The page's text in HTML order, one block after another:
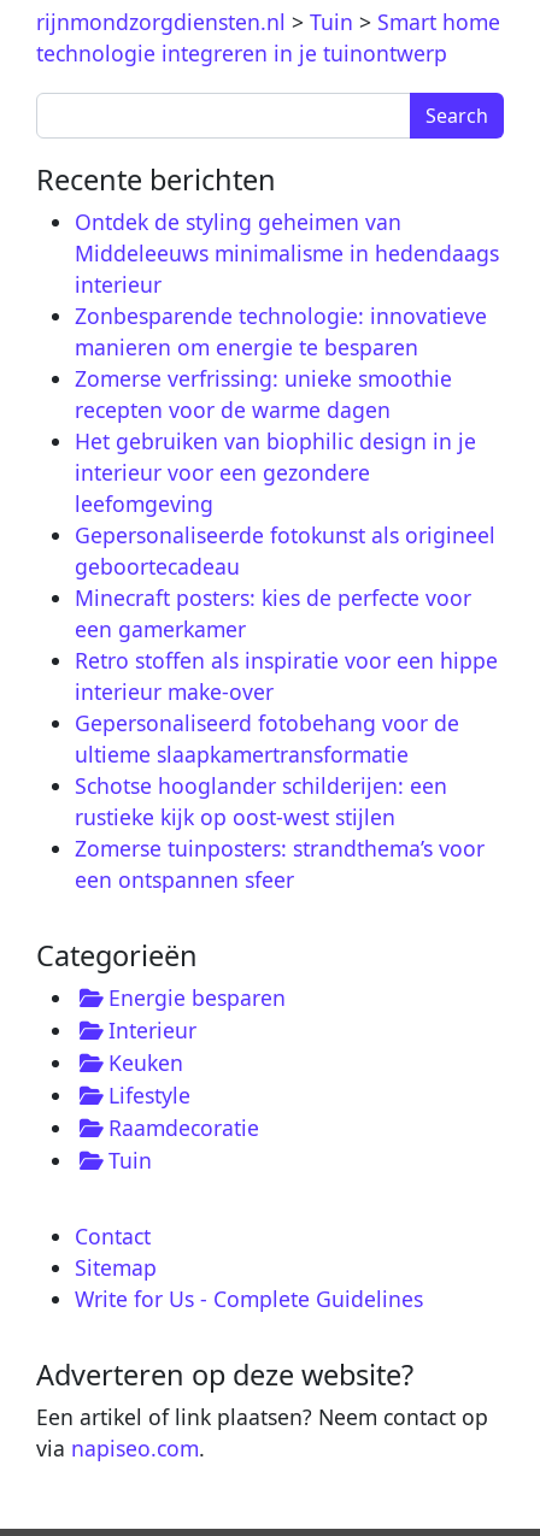
rijnmondzorgdiensten.nl > Tuin > Smart home
technologie integreren in je tuinontwerp
Recente berichten
Ontdek de styling geheimen van
Middeleeuws minimalisme in hedendaags
interieur
Zonbesparende technologie: innovatieve
manieren om energie te besparen
Zomerse verfrissing: unieke smoothie
recepten voor de warme dagen
Het gebruiken van biophilic design in je
interieur voor een gezondere
leefomgeving
Gepersonaliseerde fotokunst als origineel
geboortecadeau
Minecraft posters: kies de perfecte voor
een gamerkamer
Retro stoffen als inspiratie voor een hippe
interieur make-over
Gepersonaliseerd fotobehang voor de
ultieme slaapkamertransformatie
Schotse hooglander schilderijen: een
rustieke kijk op oost-west stijlen
Zomerse tuinposters: strandthema’s voor
een ontspannen sfeer
Categorieën
Energie besparen
Interieur
Keuken
Lifestyle
Raamdecoratie
Tuin
Contact
Sitemap
Write for Us - Complete Guidelines
Adverteren op deze website?
Een artikel of link plaatsen? Neem contact op
via napiseo.com.